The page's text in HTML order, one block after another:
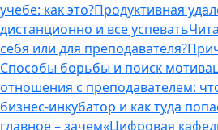
учебе: как это?Продуктивная
дистанционно и все успевать
себя или для преподавателя?
Способы борьбы и поиск
отношения с преподавателем:
бизнес-инкубатор и как туда
главное – зачем«Цифровая